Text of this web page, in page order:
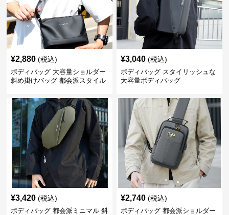
¥2,880 (税込)
ボディバッグ 大容量ショルダー
斜め掛けバッグ 都会派スタイル
¥3,040 (税込)
ボディバッグ スタイリッシュな
大容量ボディバッグ
¥3,420 (税込)
ボディバッグ 都会派ミニマル 斜
¥2,740 (税込)
ボディバッグ 都会派ショルダー